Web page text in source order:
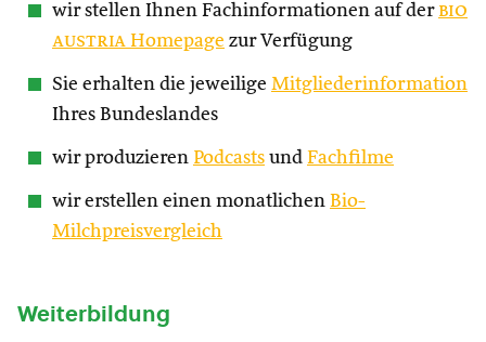
wir stellen Ihnen Fachinformationen auf der bio
austria Homepage zur Verfügung
Sie erhalten die jeweilige Mitgliederinformation
Ihres Bundeslandes
wir produzieren Podcasts und Fachfilme
wir erstellen einen monatlichen Bio-
Milchpreisvergleich
Weiterbildung